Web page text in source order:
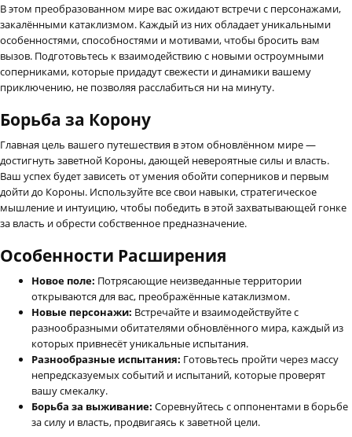
В этом преобразованном мире вас ожидают встречи с персонажами,
закалёнными катаклизмом. Каждый из них обладает уникальными
особенностями, способностями и мотивами, чтобы бросить вам
вызов. Подготовьтесь к взаимодействию с новыми остроумными
соперниками, которые придадут свежести и динамики вашему
приключению, не позволяя расслабиться ни на минуту.
Борьба за Корону
Главная цель вашего путешествия в этом обновлённом мире —
достигнуть заветной Короны, дающей невероятные силы и власть.
Ваш успех будет зависеть от умения обойти соперников и первым
дойти до Короны. Используйте все свои навыки, стратегическое
мышление и интуицию, чтобы победить в этой захватывающей гонке
за власть и обрести собственное предназначение.
Особенности Расширения
Новое поле: Потрясающие неизведанные территории
открываются для вас, преображённые катаклизмом.
Новые персонажи: Встречайте и взаимодействуйте с
разнообразными обитателями обновлённого мира, каждый из
которых привнесёт уникальные испытания.
Разнообразные испытания: Готовьтесь пройти через массу
непредсказуемых событий и испытаний, которые проверят
вашу смекалку.
Борьба за выживание: Соревнуйтесь с оппонентами в борьбе
за силу и власть, продвигаясь к заветной цели.